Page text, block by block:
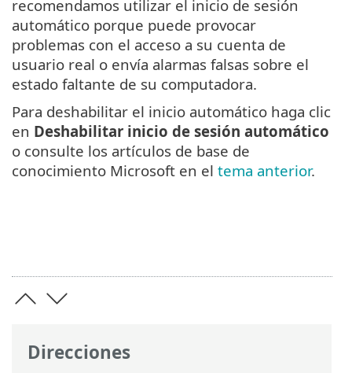
Direcciones
recomendamos utilizar el inicio de sesión
automático porque puede provocar
problemas con el acceso a su cuenta de
usuario real o envía alarmas falsas sobre el
estado faltante de su computadora.
Para deshabilitar el inicio automático haga clic
en Deshabilitar inicio de sesión automático
o consulte los artículos de base de
conocimiento Microsoft en el tema anterior.